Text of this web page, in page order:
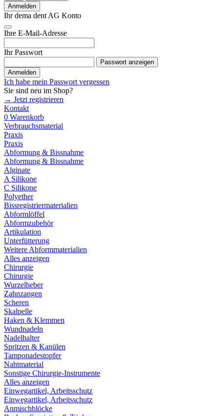
Anmelden
Ihr dema dent AG Konto
Ihre E-Mail-Adresse
Ihr Passwort
Passwort anzeigen
Anmelden
Ich habe mein Passwort vergessen
Sie sind neu im Shop?
→ Jetzt registrieren
Kontakt
0 Warenkorb
Verbrauchsmaterial
Praxis
Praxis
Abformung & Bissnahme
Abformung & Bissnahme
Alginate
A Silikone
C Silikone
Polyether
Bissregistriermaterialien
Abformlöffel
Abformzubehör
Artikulation
Unterfütterung
Weitere Abformmaterialien
Alles anzeigen
Chirurgie
Chirurgie
Wurzelheber
Zahnzangen
Scheren
Skalpelle
Haken & Klemmen
Wundnadeln
Nadelhalter
Spritzen & Kanülen
Tamponadestopfer
Nahtmaterial
Sonstige Chirurgie-Instrumente
Alles anzeigen
Einwegartikel, Arbeitsschutz
Einwegartikel, Arbeitsschutz
Anmischblöcke